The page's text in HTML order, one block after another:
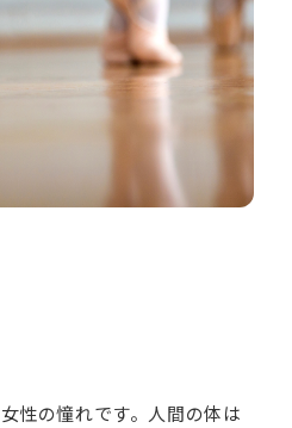
性の憧れです。人間の体は